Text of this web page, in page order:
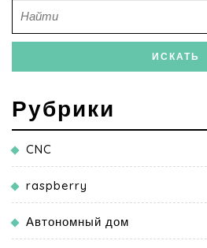
Рубрики
CNC
raspberry
Автономный дом